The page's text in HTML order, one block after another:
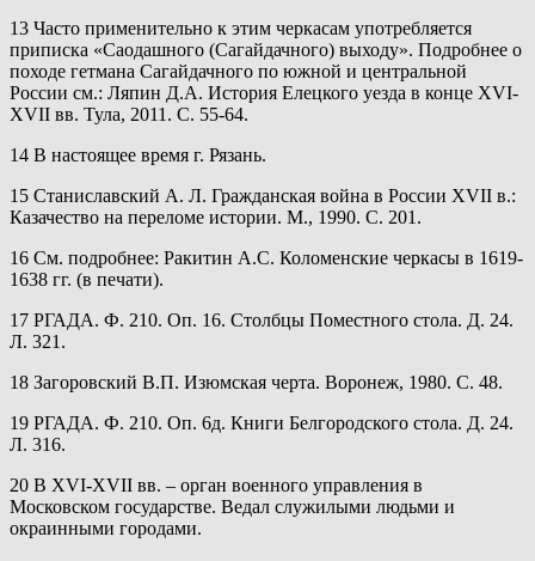
13 Часто применительно к этим черкасам употребляется
приписка «Саодашного (Сагайдачного) выходу». Подробнее о
походе гетмана Сагайдачного по южной и центральной
России см.: Ляпин Д.А. История Елецкого уезда в конце XVI-
XVII вв. Тула, 2011. С. 55-64.
14 В настоящее время г. Рязань.
15 Станиславский А. Л. Гражданская война в России XVII в.:
Казачество на переломе истории. М., 1990. С. 201.
16 См. подробнее: Ракитин А.С. Коломенские черкасы в 1619-
1638 гг. (в печати).
17 РГАДА. Ф. 210. Оп. 16. Столбцы Поместного стола. Д. 24.
Л. 321.
18 Загоровский В.П. Изюмская черта. Воронеж, 1980. С. 48.
19 РГАДА. Ф. 210. Оп. 6д. Книги Белгородского стола. Д. 24.
Л. 316.
20 В XVI-XVII вв. – орган военного управления в
Московском государстве. Ведал служилыми людьми и
окраинными городами.